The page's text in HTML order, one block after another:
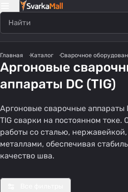
Главная Каталог Сварочное
Аргоновые
аппараты DC (TIG)
Аргоновые сварочные аппараты
TIG сварки на постоянном токе.
работы со сталью,
металлами, обеспечивая
качество шва.